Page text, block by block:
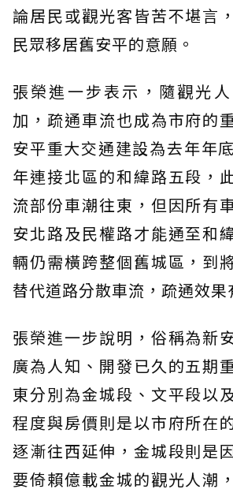
論居民或觀光客皆苦不堪言
民眾移居舊安平的意願。
張榮進一步表示，隨觀光
加，疏通車流也成為市府的
安平重大交通建設為去年年
年連接北區的和緯路五段，
流部份車潮往東，但因所有
安北路及民權路才能通至和
輛仍需橫跨整個舊城區，到
替代道路分散車流，疏通效果
張榮進一步說明，俗稱為新
廣為人知、開發已久的五期
東分別為金城段、文平段以
程度與房價則是以市府所在
逐漸往西延伸，金城段則是
要倚賴億載金城的觀光人潮